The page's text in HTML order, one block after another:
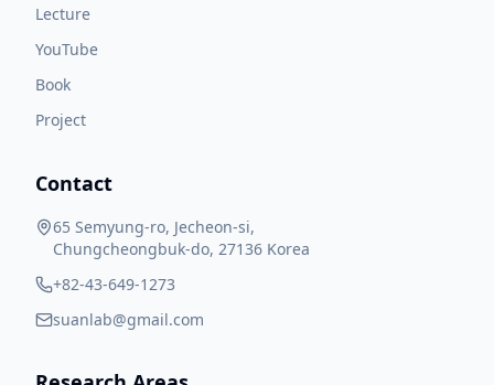
Lecture
YouTube
Book
Project
Contact
65 Semyung-ro, Jecheon-si,
Chungcheongbuk-do, 27136 Korea
+82-43-649-1273
suanlab@gmail.com